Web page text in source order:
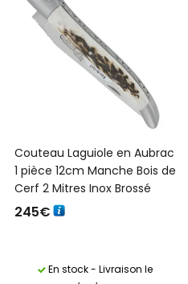
Couteau Laguiole en Aubrac
1 pièce 12cm Manche Bois de
Cerf 2 Mitres Inox Brossé
245€
En stock - Livraison le